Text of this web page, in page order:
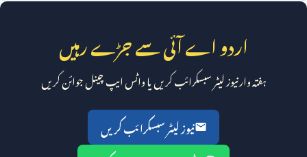
اردو اے آئی سے جڑے رہیں
ہفتہ وار نیوز لیٹر سبسکرائب کریں یا واٹس ایپ چینل جوائن کریں
نیوز لیٹر سبسکرائب کریں